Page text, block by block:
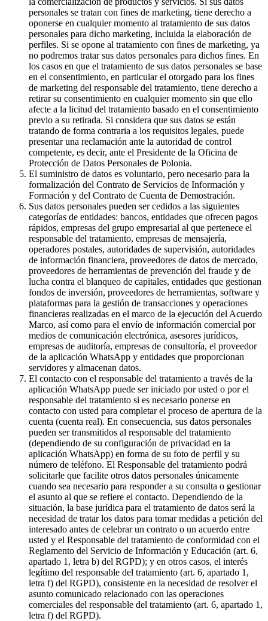
personales se tratan con fines de marketing, tiene derecho a
oponerse en cualquier momento al tratamiento de sus datos
personales para dicho marketing, incluida la elaboración de
perfiles. Si se opone al tratamiento con fines de marketing, ya
no podremos tratar sus datos personales para dichos fines. En
los casos en que el tratamiento de sus datos personales se base
en el consentimiento, en particular el otorgado para los fines
de marketing del responsable del tratamiento, tiene derecho a
retirar su consentimiento en cualquier momento sin que ello
afecte a la licitud del tratamiento basado en el consentimiento
previo a su retirada. Si considera que sus datos se están
tratando de forma contraria a los requisitos legales, puede
presentar una reclamación ante la autoridad de control
competente, es decir, ante el Presidente de la Oficina de
Protección de Datos Personales de Polonia.
El suministro de datos es voluntario, pero necesario para la
formalización del Contrato de Servicios de Información y
Formación y del Contrato de Cuenta de Demostración.
Sus datos personales pueden ser cedidos a las siguientes
categorías de entidades: bancos, entidades que ofrecen pagos
rápidos, empresas del grupo empresarial al que pertenece el
responsable del tratamiento, empresas de mensajería,
operadores postales, autoridades de supervisión, autoridades
de información financiera, proveedores de datos de mercado,
proveedores de herramientas de prevención del fraude y de
lucha contra el blanqueo de capitales, entidades que gestionan
fondos de inversión, proveedores de herramientas, software y
plataformas para la gestión de transacciones y operaciones
financieras realizadas en el marco de la ejecución del Acuerdo
Marco, así como para el envío de información comercial por
medios de comunicación electrónica, asesores jurídicos,
empresas de auditoría, empresas de consultoría, el proveedor
de la aplicación WhatsApp y entidades que proporcionan
servidores y almacenan datos.
El contacto con el responsable del tratamiento a través de la
aplicación WhatsApp puede ser iniciado por usted o por el
responsable del tratamiento si es necesario ponerse en
contacto con usted para completar el proceso de apertura de la
cuenta (cuenta real). En consecuencia, sus datos personales
pueden ser transmitidos al responsable del tratamiento
(dependiendo de su configuración de privacidad en la
aplicación WhatsApp) en forma de su foto de perfil y su
número de teléfono. El Responsable del tratamiento podrá
solicitarle que facilite otros datos personales únicamente
cuando sea necesario para responder a su consulta o gestionar
el asunto al que se refiere el contacto. Dependiendo de la
situación, la base jurídica para el tratamiento de datos será la
necesidad de tratar los datos para tomar medidas a petición del
interesado antes de celebrar un contrato o un acuerdo entre
usted y el Responsable del tratamiento de conformidad con el
Reglamento del Servicio de Información y Educación (art. 6,
apartado 1, letra b) del RGPD); y en otros casos, el interés
legítimo del responsable del tratamiento (art. 6, apartado 1,
letra f) del RGPD), consistente en la necesidad de resolver el
asunto comunicado relacionado con las operaciones
comerciales del responsable del tratamiento (art. 6, apartado 1,
letra f) del RGPD).